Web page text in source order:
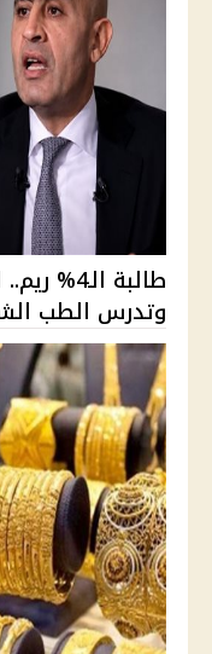
طالبة
وتدرس الطب